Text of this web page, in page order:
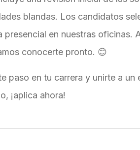
blandas. Los candidatos
en nuestras oficinas.
conocerte pronto. 😊
paso en tu carrera y unirte a un
¡aplica ahora!